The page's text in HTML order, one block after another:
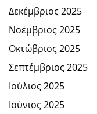
Δεκέμβριος 2025
Νοέμβριος 2025
Οκτώβριος 2025
Σεπτέμβριος 2025
Ιούλιος 2025
Ιούνιος 2025